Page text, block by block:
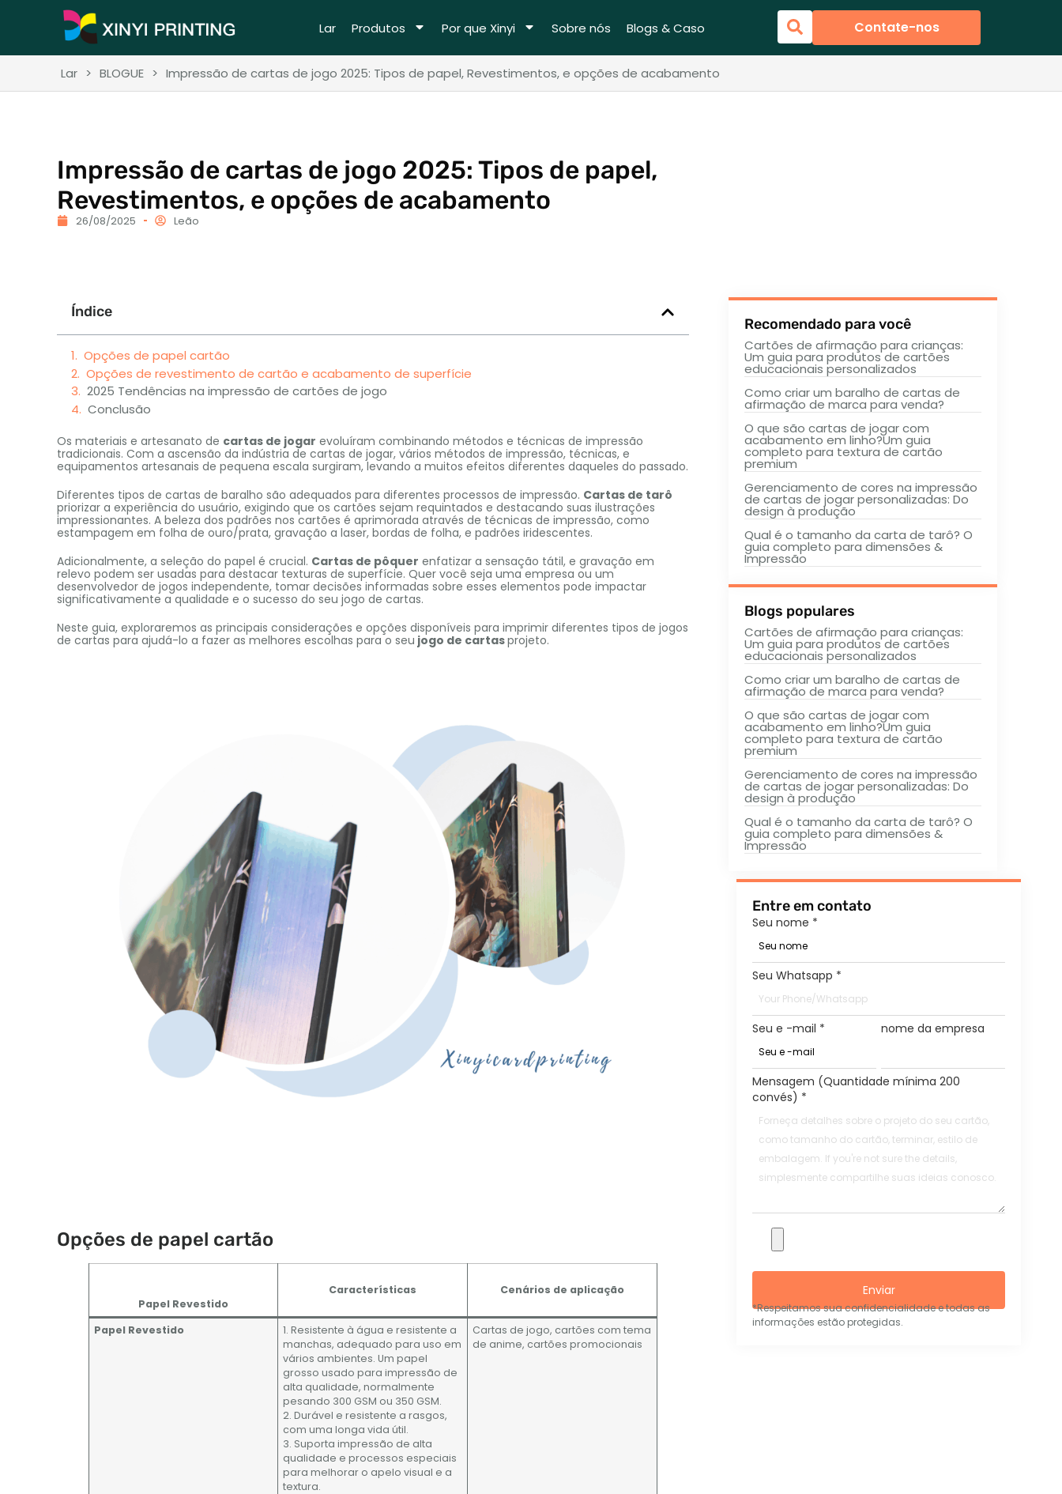
Lar Produtos Por que Xinyi Sobre nós Blogs & Caso Contate-nos
Lar > BLOGUE > Impressão de cartas de jogo 2025: Tipos de papel, Revestimentos, e opções de acabamento
Impressão de cartas de jogo 2025: Tipos de papel,
Revestimentos, e opções de acabamento
26/08/2025 Leão
Índice
Opções de papel cartão
Opções de revestimento de cartão e acabamento de superfície
2025 Tendências na impressão de cartões de jogo
Conclusão
Os materiais e artesanato de cartas de jogar evoluíram combinando métodos e técnicas de impressão
tradicionais. Com a ascensão da indústria de cartas de jogar, vários métodos de impressão, técnicas, e
equipamentos artesanais de pequena escala surgiram, levando a muitos efeitos diferentes daqueles do passado.
Diferentes tipos de cartas de baralho são adequados para diferentes processos de impressão. Cartas de tarô
priorizar a experiência do usuário, exigindo que os cartões sejam requintados e destacando suas ilustrações
impressionantes. A beleza dos padrões nos cartões é aprimorada através de técnicas de impressão, como
estampagem em folha de ouro/prata, gravação a laser, bordas de folha, e padrões iridescentes.
Adicionalmente, a seleção do papel é crucial. Cartas de pôquer enfatizar a sensação tátil, e gravação em
relevo podem ser usadas para destacar texturas de superfície. Quer você seja uma empresa ou um
desenvolvedor de jogos independente, tomar decisões informadas sobre esses elementos pode impactar
significativamente a qualidade e o sucesso do seu jogo de cartas.
Neste guia, exploraremos as principais considerações e opções disponíveis para imprimir diferentes tipos de jogos
de cartas para ajudá-lo a fazer as melhores escolhas para o seu jogo de cartasprojeto.
Opções de papel cartão
Papel Revestido
Características Cenários de aplicação
Papel Revestido
1. Resistente à água e resistente a
manchas, adequado para uso em
vários ambientes. Um papel
grosso usado para impressão de
alta qualidade, normalmente
pesando 300 GSM ou 350 GSM.
2. Durável e resistente a rasgos,
com uma longa vida útil.
3. Suporta impressão de alta
qualidade e processos especiais
para melhorar o apelo visual e a
textura.
Cartas de jogo, cartões com tema
de anime, cartões promocionais
Recomendado para você
Cartões de afirmação para crianças:
Um guia para produtos de cartões
educacionais personalizados
Como criar um baralho de cartas de
afirmação de marca para venda?
O que são cartas de jogar com
acabamento em linho?Um guia
completo para textura de cartão
premium
Gerenciamento de cores na impressão
de cartas de jogar personalizadas: Do
design à produção
Qual é o tamanho da carta de tarô? O
guia completo para dimensões &
Impressão
Blogs populares
Cartões de afirmação para crianças:
Um guia para produtos de cartões
educacionais personalizados
Como criar um baralho de cartas de
afirmação de marca para venda?
O que são cartas de jogar com
acabamento em linho?Um guia
completo para textura de cartão
premium
Gerenciamento de cores na impressão
de cartas de jogar personalizadas: Do
design à produção
Qual é o tamanho da carta de tarô? O
guia completo para dimensões &
Impressão
Entre em contato
Seu nome *
Seu Whatsapp *
Seu e -mail * nome da empresa
Mensagem (Quantidade mínima 200
convés) *
Enviar
*Respeitamos sua confidencialidade e todas as
informações estão protegidas.